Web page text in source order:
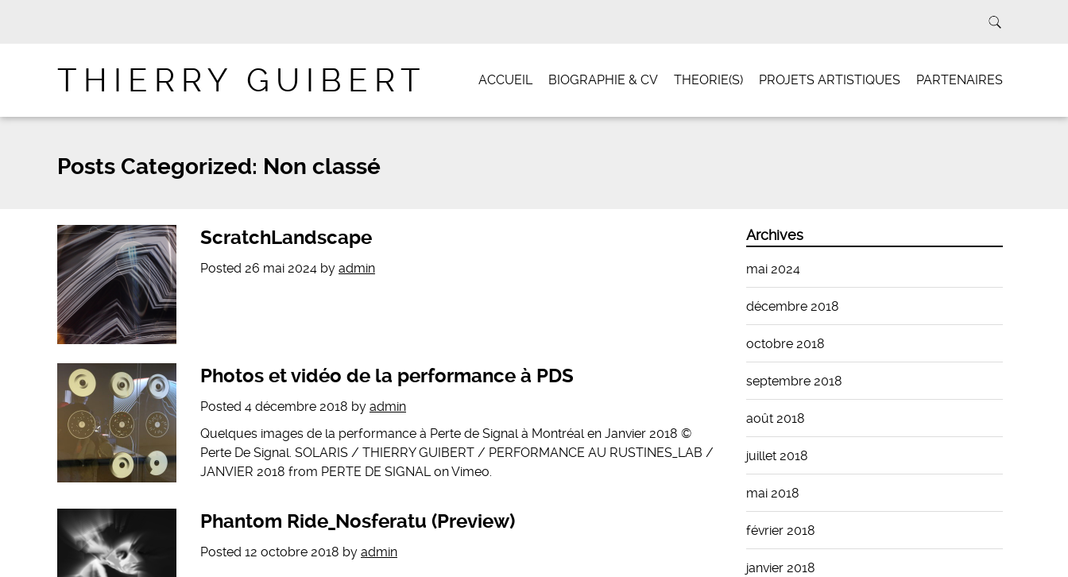
THIERRY GUIBERT ACCUEIL BIOGRAPHIE & CV THEORIE(S) PROJETS ARTISTIQUES PARTENAIRES
Posts Categorized: Non classé
ScratchLandscape
Posted 26 mai 2024 by admin
Photos et vidéo de la performance à PDS
Posted 4 décembre 2018 by admin
Quelques images de la performance à Perte de Signal à Montréal en Janvier 2018 ©
Perte De Signal. SOLARIS / THIERRY GUIBERT / PERFORMANCE AU RUSTINES_LAB /
JANVIER 2018 from PERTE DE SIGNAL on Vimeo.
Phantom Ride_Nosferatu (Preview)
Posted 12 octobre 2018 by admin
Archives
mai 2024
décembre 2018
octobre 2018
septembre 2018
août 2018
juillet 2018
mai 2018
février 2018
janvier 2018